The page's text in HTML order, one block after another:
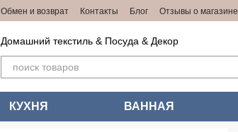
Обмен и возврат Контакты Блог Отзывы о магазине
Домашний текстиль & Посуда & Декор
КУХНЯ ВАННАЯ